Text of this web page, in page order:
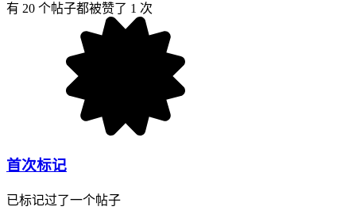
有 20 个帖子都被赞了 1 次
首次标记
已标记过了一个帖子